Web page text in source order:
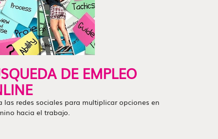
DE EMPLEO
las redes sociales para multiplicar opciones en
hacia el trabajo.